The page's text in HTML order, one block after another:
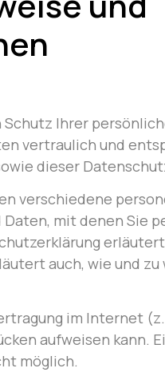
Ihrer
vertraulich und
dieser
verschiedene
mit denen Sie
auch, wie und zu
im Internet
aufweisen kann.
möglich.